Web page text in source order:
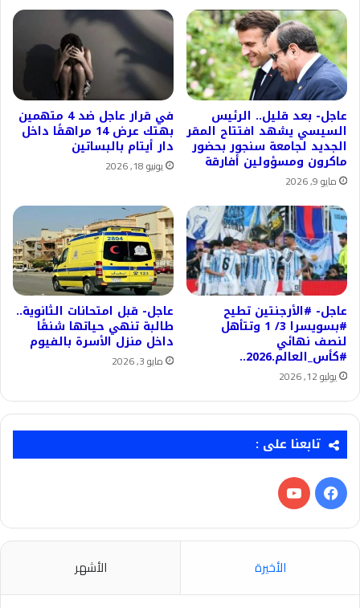
عاجل- بعد قليل.. الرئيس
السيسي يشهد افتتاح المقر
الجديد لجامعة سنجور بحضور
ماكرون ومسؤولين أفارقة
مايو 9, 2026
في قرار عاجل ضد 4 متهمين
بهتك عرض 14 مراهقًا داخل
دار أيتام بالبساتين
يونيو 18, 2026
عاجل- #الأرجنتين تطيح
#بسويسرا 3/ 1 وتتأهل
لنصف نهائي
#كأس_العالم.2026..
يوليو 12, 2026
عاجل- قبل امتحانات الثانوية..
طالبة تنهي حياتها شنقًا
داخل منزل الأسرة بالفيوم
مايو 3, 2026
تابعنا على :
فيسبوك‫YouTube
الأخيرة الأشهر